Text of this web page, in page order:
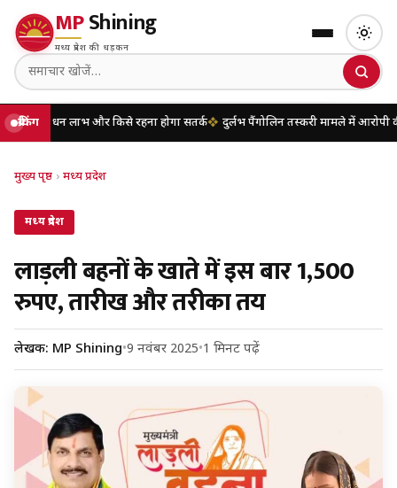
MPShining
मध्य प्रदेश की धड़कन
ब्रेकिंग
लाभ और किसे रहना होगा सतर्क दुर्लभ पैंगोलिन तस्करी मामले में आरोपी की जमानत
मुख्य पृष्ठ › मध्य प्रदेश
मध्य प्रदेश
लाड़ली बहनों के खाते में इस बार 1,500
रुपए, तारीख और तरीका तय
लेखक: MP Shining•9 नवंबर 2025•1 मिनट पढ़ें